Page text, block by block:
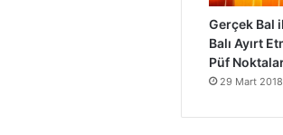
Gerçek Bal
Balı Ayırt
Püf
29 Mart 2018